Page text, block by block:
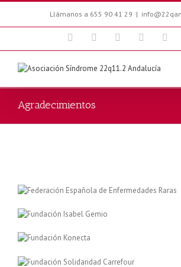
Llámanos a 655 90 41 29 |
FacebookTwitter Youtube Blogger
Agradecimientos